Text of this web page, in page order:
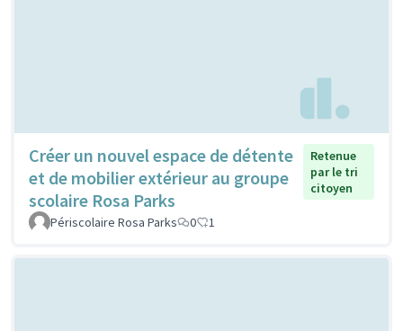
Créer un nouvel espace de détente
et de mobilier extérieur au groupe
scolaire Rosa Parks
Retenue
par le tri
citoyen
Périscolaire Rosa Parks 0 1